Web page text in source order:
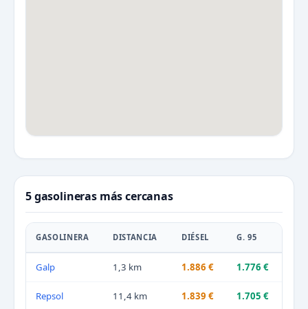
5 gasolineras más cercanas
GASOLINERA DISTANCIA DIÉSEL G. 95
Galp 1,3 km 1.886 € 1.776 €
Repsol 11,4 km 1.839 € 1.705 €